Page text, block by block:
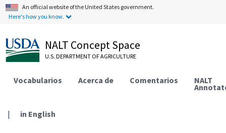
An official website of the United States government.
Here's how you know.
NALT Concept Space
U.S. DEPARTMENT OF AGRICULTURE
Vocabularios Acerca de Comentarios NALT
| in English